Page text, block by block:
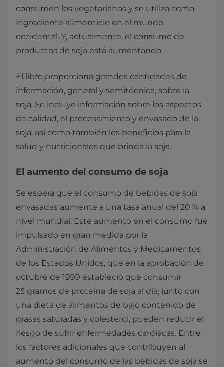
consumen los vegetarianos y se utiliza como
ingrediente alimenticio en el mundo
occidental. Y, actualmente, el consumo de
productos de soja está aumentando.
El libro proporciona grandes cantidades de
información, general y semitécnica, sobre la
soja. Se incluye información sobre los aspectos
de calidad, el procesamiento y envasado de la
soja, así como también los beneficios para la
salud y nutricionales que brinda la soja.
El aumento del consumo de soja
Se espera que el consumo de bebidas de soja
envasadas aumente a una tasa anual del 20 % a
nivel mundial. Este aumento en el consumo fue
impulsado en gran medida por la
Administración de Alimentos y Medicamentos
de los Estados Unidos, que en la aprobación de
octubre de 1999 estableció que consumir
25 gramos de proteína de soja al día, junto con
una dieta de alimentos de bajo contenido de
grasas saturadas y colesterol, pueden reducir el
riesgo de sufrir enfermedades cardíacas. Entre
los factores adicionales que contribuyen al
aumento del consumo de las bebidas de soja se